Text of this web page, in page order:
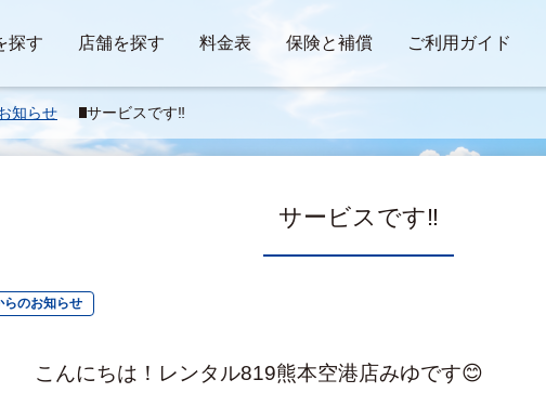
探す 店舗を探す 料金表 保険と補償 ご利用ガイド
知らせ サービスです‼️
サービスです‼️
らのお知らせ
レンタル819熊本空港店みゆです😊